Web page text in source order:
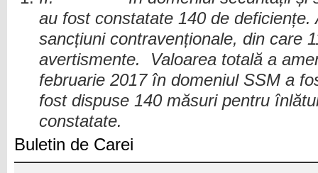
au fost constatate 140 de deficiențe.
sancțiuni contravenționale, din care
avertismente. Valoarea totală a
februarie 2017 în domeniul SSM a
fost dispuse 140 măsuri pentru
constatate.
Buletin de Carei